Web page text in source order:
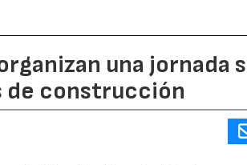
una jornada
de construcción